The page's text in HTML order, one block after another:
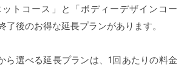
ットコース」と「ボディーデザインコー
了後のお得な延長プランがあります。
ら選べる延長プランは、1回あたりの料金